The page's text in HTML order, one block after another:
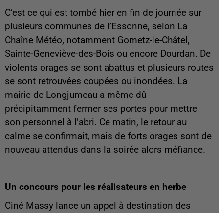
C’est ce qui est tombé hier en fin de journée sur
plusieurs communes de l’Essonne, selon La
Chaîne Météo, notamment Gometz-le-Châtel,
Sainte-Geneviève-des-Bois ou encore Dourdan. De
violents orages se sont abattus et plusieurs routes
se sont retrouvées coupées ou inondées. La
mairie de Longjumeau a même dû
précipitamment fermer ses portes pour mettre
son personnel à l’abri. Ce matin, le retour au
calme se confirmait, mais de forts orages sont de
nouveau attendus dans la soirée alors méfiance.
Un concours pour les réalisateurs en herbe
Ciné Massy lance un appel à destination des